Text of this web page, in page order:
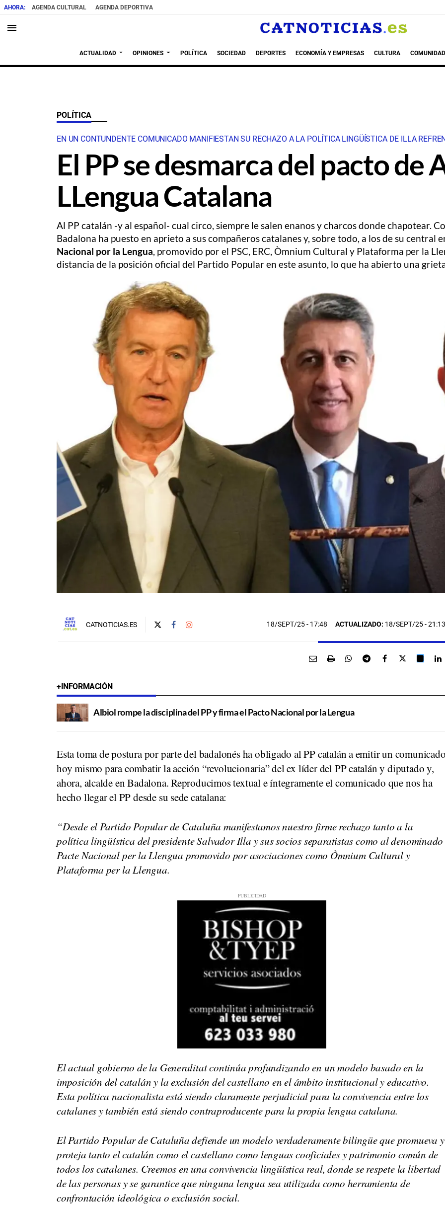
AGENDA CULTURAL AGENDA DEPORTIVA
menu
ACTUALIDAD OPINIONES POLÍTICA SOCIEDAD DEPORTES ECONOMÍA Y EMPRESAS CULTURA
POLÍTICA
EN UN CONTUNDENTE COMUNICADO MANIFIESTAN SU RECHAZO A LA POLÍTICA LINGÜÍSTICA DE ILLA
El PP se desmarca del pacto de
LLengua Catalana
Al PP catalán -y al español- cual circo, siempre le salen enanos y charcos donde chapotear.
Badalona ha puesto en aprieto a sus compañeros catalanes y, sobre todo, a los de su central
Nacional por la Lengua, promovido por el PSC, ERC, Òmnium Cultural y Plataforma per la
distancia de la posición oficial del Partido Popular en este asunto, lo que ha abierto una
CATNOTICIAS.ES 18/SEPT/25- 17:48 ACTUALIZADO: 18/SEPT/25 - 21:13
+INFORMACIÓN
Albiol rompe la disciplina del PP y firma el Pacto Nacional por la Lengua
Esta toma de postura por parte del badalonés ha obligado al PP catalán a emitir un
hoy mismo para combatir la acción “revolucionaria” del ex líder del PP catalán y diputado y,
ahora, alcalde en Badalona. Reproducimos textual e íntegramente el comunicado que nos ha
hecho llegar el PP desde su sede catalana:
“Desde el Partido Popular de Cataluña manifestamos nuestro firme rechazo tanto a la
política lingüística del presidente Salvador Illa y sus socios separatistas como al denominado
Pacte Nacional per la Llengua promovido por asociaciones como Òmnium Cultural y
Plataforma per la Llengua.
El actual gobierno de la Generalitat continúa profundizando en un modelo basado en la
imposición del catalán y la exclusión del castellano en el ámbito institucional y educativo.
Esta política nacionalista está siendo claramente perjudicial para la convivencia entre los
catalanes y también está siendo contraproducente para la propia lengua catalana.
El Partido Popular de Cataluña defiende un modelo verdaderamente bilingüe que promueva y
proteja tanto el catalán como el castellano como lenguas cooficiales y patrimonio común de
todos los catalanes. Creemos en una convivencia lingüística real, donde se respete la libertad
de las personas y se garantice que ninguna lengua sea utilizada como herramienta de
confrontación ideológica o exclusión social.